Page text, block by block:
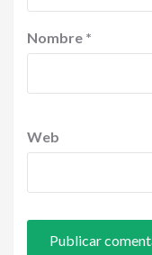
Nombre *
Web